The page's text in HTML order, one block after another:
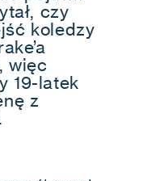
czy
koledzy
więc
19-latek
z